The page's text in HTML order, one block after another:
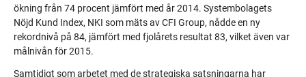
ökning från 74 procent jämfört med år 2014. Systembolagets
Nöjd Kund Index, NKI som mäts av CFI Group, nådde en ny
rekordnivå på 84, jämfört med fjolårets resultat 83, vilket även var
målnivån för 2015.
Samtidigt som arbetet med de strategiska satsningarna har